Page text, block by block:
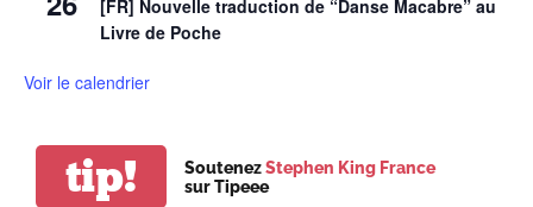
[FR] Nouvelle traduction de “Danse Macabre” au
Livre de Poche
Voir le calendrier
tip! SoutenezStephen King France
sur Tipeee